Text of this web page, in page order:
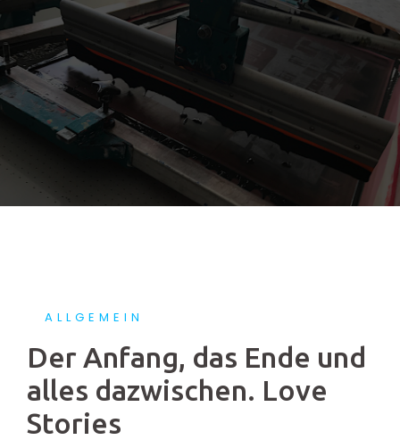
ALLGEMEIN
Der Anfang, das Ende und
alles dazwischen. Love
Stories